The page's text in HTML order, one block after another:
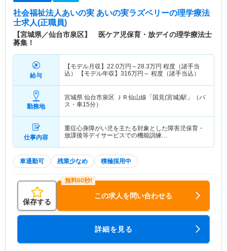
社会福祉法人あいの実 あいの実ラズベリーの理学療法
士求人(正職員)
【宮城県／仙台市泉区】 医ケア児保育・放デイの理学療法士
募集！
給与
【モデル月収】 22.0万円～28.3万円 程度（諸手当
込） 【モデル年収】 316万円～ 程度（諸手当込）
勤務地
宮城県 仙台市泉区 ＪＲ仙山線「国見(宮城)駅」（バ
ス・車15分）
仕事内容
重症心身障がい児を主たる対象とした障害児保育・
放課後等デイサービスでの機能訓練…
車通勤可 残業少なめ 積極採用中
保存する
この求人を問い合わせる
詳細を見る